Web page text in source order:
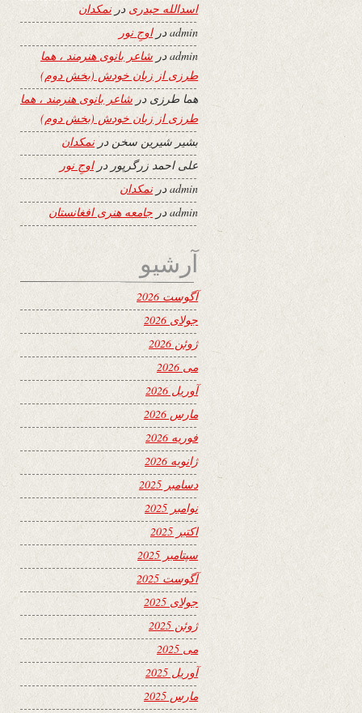
اسدالله حیدری درنمکدان
adminدراوجِ نور
adminدر شاعر بانوی هنرمند ، هما
طرزی از زبان خودش (بخش دوم)
هما طرزی در شاعر بانوی هنرمند ، هما
طرزی از زبان خودش (بخش دوم)
بشیر شیرین سخن درنمکدان
علی احمد زرگرپور دراوجِ نور
adminدرنمکدان
admin در جامعه هنری افغانستان
آرشیو
آگوست 2026
جولای 2026
ژوئن 2026
می 2026
آوریل 2026
مارس 2026
فوریه 2026
ژانویه 2026
دسامبر 2025
نوامبر 2025
اکتبر 2025
سپتامبر 2025
آگوست 2025
جولای 2025
ژوئن 2025
می 2025
آوریل 2025
مارس 2025